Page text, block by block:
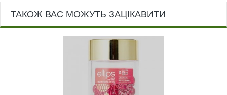
ТАКОЖ ВАС МОЖУТЬ ЗАЦІКАВИТИ